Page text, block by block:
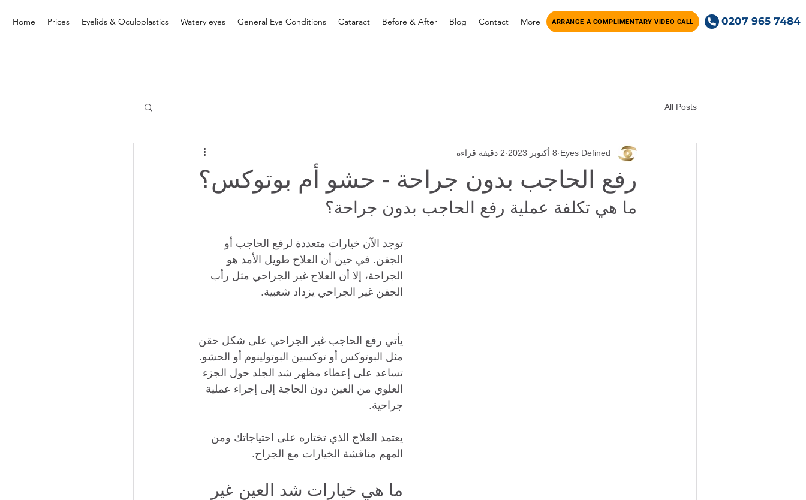
Home Prices Eyelids & Oculoplastics Watery eyes General Eye Conditions Cataract Before & After Blog Contact More ARRANGE A COMPLIMENTARY VIDEO CALL 0207 965 7484
All Posts
رفع الحاجب بدون جراحة - حشو أم بوتوكس؟
Eyes Defined 8 أكتوبر 2023 2 دقيقة قراءة
ما هي تكلفة عملية رفع الحاجب بدون جراحة؟
توجد الآن خيارات متعددة لرفع الحاجب أو
الجفن. في حين أن العلاج طويل الأمد هو
الجراحة، إلا أن العلاج غير الجراحي مثل رأب
الجفن غير الجراحي يزداد شعبية.
يأتي رفع الحاجب غير الجراحي على شكل حقن
مثل البوتوكس أو توكسين البوتولينوم أو الحشو.
تساعد على إعطاء مظهر شد الجلد حول الجزء
العلوي من العين دون الحاجة إلى إجراء عملية
جراحية.
يعتمد العلاج الذي تختاره على احتياجاتك ومن
المهم مناقشة الخيارات مع الجراح.
ما هي خيارات شد العين غير